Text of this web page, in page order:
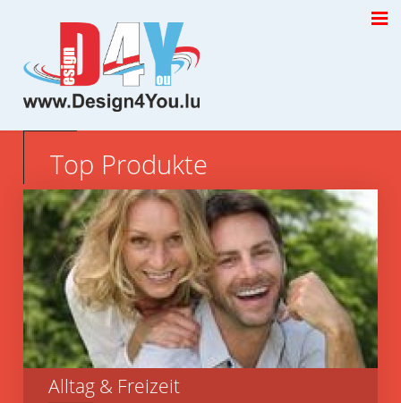
Top Produkte
Alltag & Freizeit